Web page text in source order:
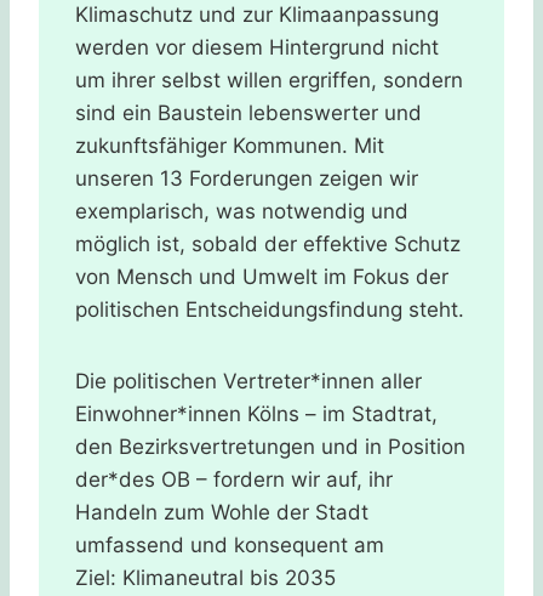
Klimaschutz und zur Klimaanpassung
werden vor diesem Hintergrund nicht
um ihrer selbst willen ergriffen, sondern
sind ein Baustein lebenswerter und
zukunftsfähiger Kommunen. Mit
unseren 13 Forderungen zeigen wir
exemplarisch, was notwendig und
möglich ist, sobald der effektive Schutz
von Mensch und Umwelt im Fokus der
politischen Entscheidungsfindung steht.
Die politischen Vertreter*innen aller
Einwohner*innen Kölns – im Stadtrat,
den Bezirksvertretungen und in Position
der*des OB – fordern wir auf, ihr
Handeln zum Wohle der Stadt
umfassend und konsequent am
Ziel: Klimaneutral bis 2035